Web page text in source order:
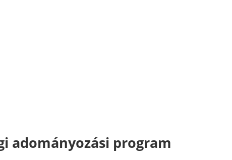
adományozási program